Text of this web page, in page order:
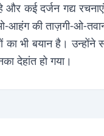
कई दर्जन गद्य
की ताज़गी-ओ-
का भी बयान है।
देहांत हो गया।